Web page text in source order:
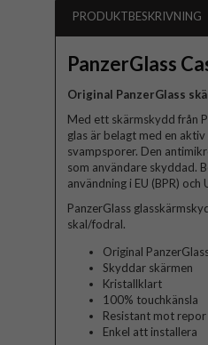
PRODUKTBESKRIVNING
PanzerGlass
Original PanzerGlass
Med ett skärmskydd från
glas är belagt med en
svampsporer. Den
som användare skyddad.
användning i EU (BPR) och
PanzerGlass
skal/fodral.
Original
Skyddar skärmen
Kristallklart
100% touchkänsla
Resistant mot
Enkel att installera